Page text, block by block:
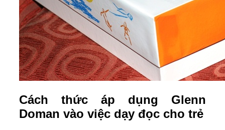
Cách thức áp dụng Glenn
Doman vào việc dạy đọc cho trẻ